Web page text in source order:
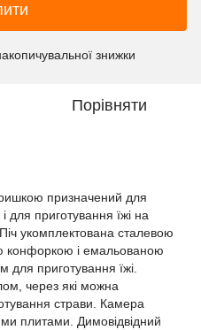
знижки
Порівняти
призначений для
приготування їжі на
укомплектована сталевою
конфоркою і емальованою
приготування їжі.
через які можна
страви. Камера
плитами. Димовідвідний